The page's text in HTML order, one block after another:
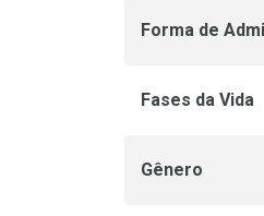
Forma de
Fases da Vida
Gênero